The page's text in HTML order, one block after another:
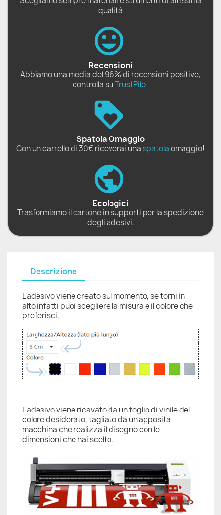
qualità
Recensioni
Abbiamo una media del 96% di recensioni positive,
controlla suTrustPilot
Spatola Omaggio
Con un carrello di 30€ riceverai una spatolaomaggio!
Ecologici
Trasformiamo il cartone in supporti per la spedizione
degli adesivi.
Descrizione
L'adesivo viene creato sul momento, se torni in
alto infatti puoi scegliere la misura e il colore che
preferisci.
L'adesivo viene ricavato da un foglio di vinile del
colore desiderato, tagliato da un'apposita
macchina che realizza il disegno con le
dimensioni che hai scelto.